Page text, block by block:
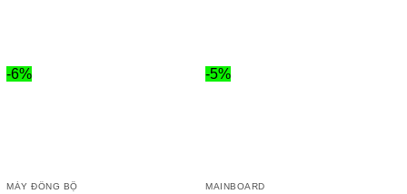
-6%
MÁY ĐỒNG BỘ
-5%
MAINBOARD